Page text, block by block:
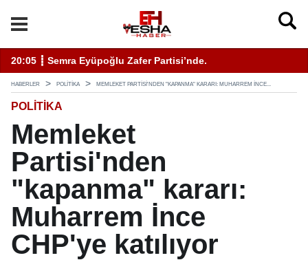
Hizmet İçin Bilinmesi Gerekenler
20:05 ┋ Semra Eyüpoğlu Zafer Partisi’nde.
HABERLER POLITIKA MEMLEKET PARTISI'NDEN "KAPANMA" KARARI: MUHARREM İNCE...
POLITIKA
Memleket
Partisi'nden
"kapanma" kararı:
Muharrem İnce
CHP'ye katılıyor